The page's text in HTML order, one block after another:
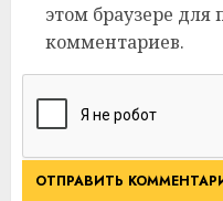
этом браузере
комментариев.